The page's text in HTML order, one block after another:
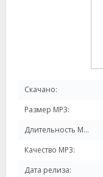
Скачано:
Размер MP3:
Длительность MP3:
Качество MP3:
Дата релиза: